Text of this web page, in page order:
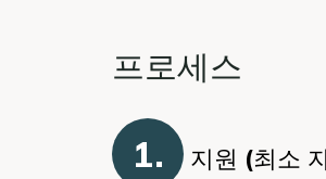
프로세스
1. 지원 (최소